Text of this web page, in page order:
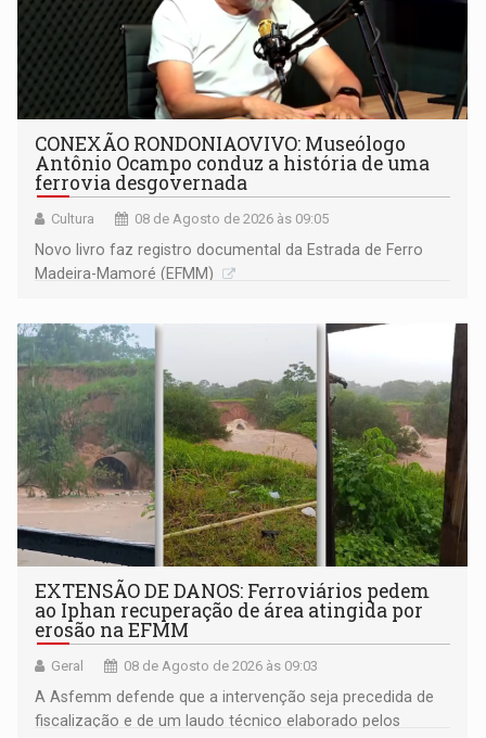
CONEXÃO RONDONIAOVIVO: Museólogo
Antônio Ocampo conduz a história de uma
ferrovia desgovernada
Cultura 08 de Agosto de 2026 às 09:05
Novo livro faz registro documental da Estrada de Ferro
Madeira-Mamoré (EFMM)
EXTENSÃO DE DANOS: Ferroviários pedem
ao Iphan recuperação de área atingida por
erosão na EFMM
Geral 08 de Agosto de 2026 às 09:03
A Asfemm defende que a intervenção seja precedida de
fiscalização e de um laudo técnico elaborado pelos